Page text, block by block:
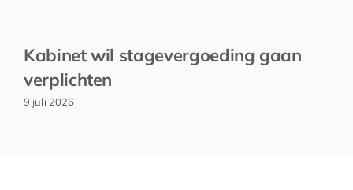
Kabinet wil stagevergoeding gaan
verplichten
9 juli 2026